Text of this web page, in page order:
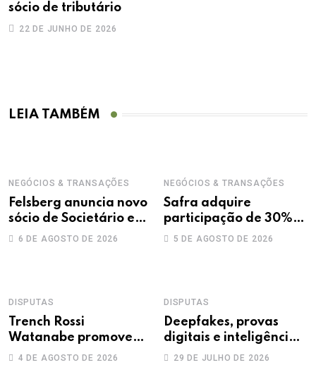
sócio de tributário
22 DE JUNHO DE 2026
LEIA TAMBÉM
NEGÓCIOS & TRANSAÇÕES
Felsberg anuncia novo
sócio de Societário e
M&A
6 DE AGOSTO DE 2026
NEGÓCIOS & TRANSAÇÕES
Safra adquire
participação de 30%
na Treecorp
5 DE AGOSTO DE 2026
DISPUTAS
Trench Rossi
Watanabe promove
sete advogados a
4 DE AGOSTO DE 2026
DISPUTAS
Deepfakes, provas
digitais e inteligência
artificial: novos
29 DE JULHO DE 2026